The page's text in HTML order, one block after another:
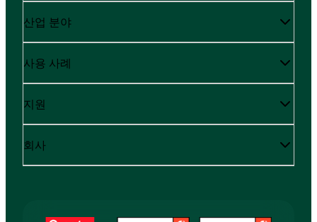
산업 분야
사용 사례
지원
회사